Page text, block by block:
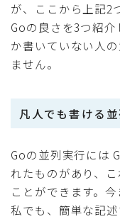
が、ここから上記2
Goの良さを3つ紹
か書いていない人
ません。
凡人でも書ける
Goの並列実行には
れたものがあり、
ことができます。
私でも、簡単な記